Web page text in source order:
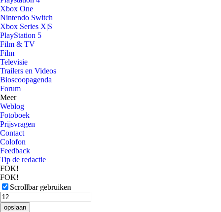
Xbox One
Nintendo Switch
Xbox Series X|S
PlayStation 5
Film & TV
Film
Televisie
Trailers en Videos
Bioscoopagenda
Forum
Meer
Weblog
Fotoboek
Prijsvragen
Contact
Colofon
Feedback
Tip de redactie
FOK!
FOK!
Scrollbar gebruiken
opslaan